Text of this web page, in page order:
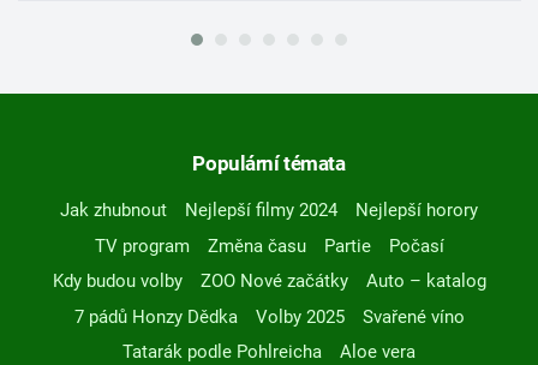
Populární témata
Jak zhubnout Nejlepší filmy 2024
Nejlepší horory
TV program
Změna času Partie
Počasí
Kdy budou volby
ZOO Nové začátky
Auto – katalog
7 pádů Honzy Dědka
Volby 2025
Svařené víno
Tatarák podle Pohlreicha
Aloe vera